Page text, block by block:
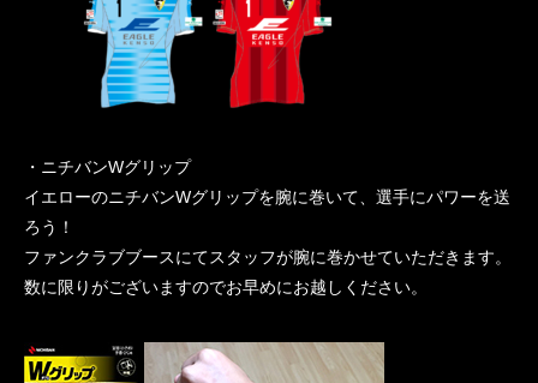
・ニチバンWグリップ
イエローのニチバンWグリップを腕に巻いて、選手にパワーを送
ろう！
ファンクラブブースにてスタッフが腕に巻かせていただきます。
数に限りがございますのでお早めにお越しください。